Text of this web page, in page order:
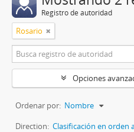
Registro de autoridad
Rosario
Opciones
Ordenar por: Nombre
Direction: Clasificación en orden